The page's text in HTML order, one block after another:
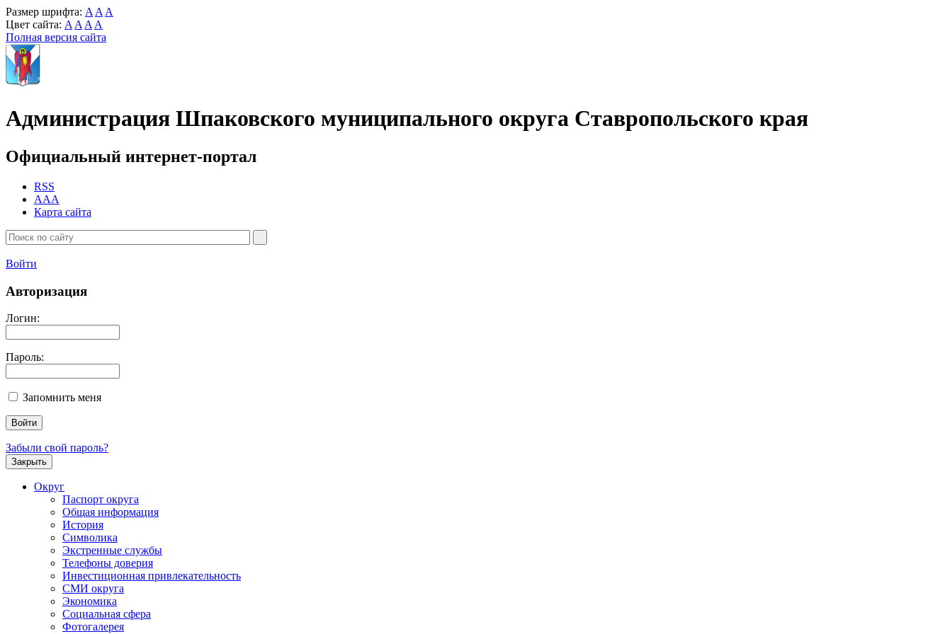
Размер шрифта: A A A
Цвет сайта: A A A A
Полная версия сайта
Администрация Шпаковского муниципального округа Ставропольского края
Официальный интернет-портал
RSS
AAA
Карта сайта
Войти
Авторизация
Логин:
Пароль:
Запомнить меня
Забыли свой пароль?
Закрыть
Округ
Паспорт округа
Общая информация
История
Символика
Экстренные службы
Телефоны доверия
Инвестиционная привлекательность
СМИ округа
Экономика
Социальная сфера
Фотогалерея